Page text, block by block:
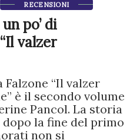
RECENSIONI
po’ di
valzer
“Il valzer
è il secondo volume
Pancol. La storia
la fine del primo
non si